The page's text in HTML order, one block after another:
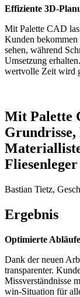
Effiziente 3D-
Mit Palette CAD
Kunden
sehen, während
Umsetzung
wertvolle Zeit wird
Mit Palette
Grundrisse,
Bastian Tietz,
Ergebnis
Optimierte
Dank der neuen
transparenter.
Missverständnisse
win-Situation für